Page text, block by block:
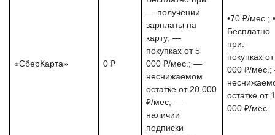
«СберКарта» 0 ₽
— получении
зарплаты на
карту; —
покупках от 5
000 ₽/мес.; —
неснижаемом
остатке от 20 000
₽/мес; —
наличии
подписки
•70 ₽/мес.;
Бесплатно
при: —
покупках
000 ₽/
остатке от
000 ₽/мес.